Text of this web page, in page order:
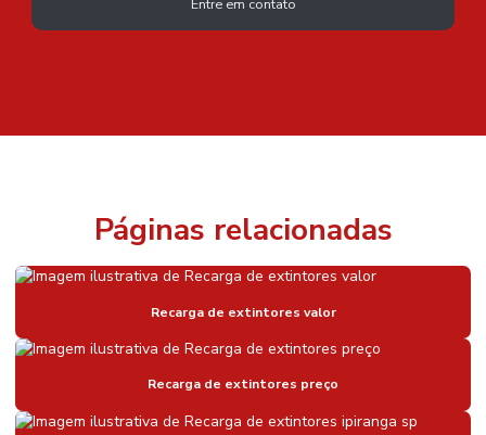
Páginas relacionadas
Recarga de extintores valor
Recarga de extintores preço